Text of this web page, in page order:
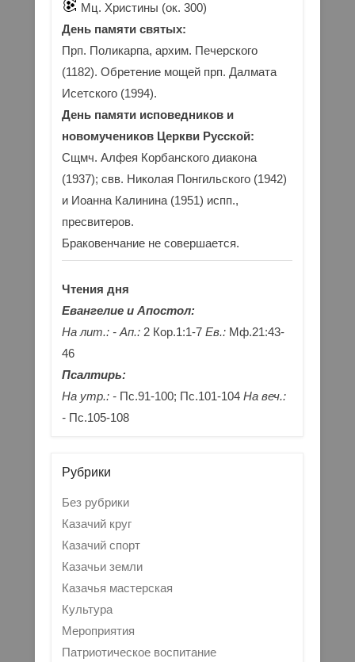
Мц. Христины (ок. 300)
День памяти святых:
Прп. Поликарпа, архим. Печерского
(1182). Обретение мощей прп. Далмата
Исетского (1994).
День памяти исповедников и
новомучеников Церкви Русской:
Сщмч. Алфея Корбанского диакона
(1937); свв. Николая Понгильского (1942)
и Иоанна Калинина (1951) испп.,
пресвитеров.
Браковенчание не совершается.
Чтения дня
Евангелие и Апостол:
На лит.: - Ап.: 2 Кор.1:1-7Ев.: Мф.21:43-
46
Псалтирь:
На утр.: - Пс.91-100; Пс.101-104На веч.:
- Пс.105-108
Рубрики
Без рубрики
Казачий круг
Казачий спорт
Казачьи земли
Казачья мастерская
Культура
Мероприятия
Патриотическое воспитание